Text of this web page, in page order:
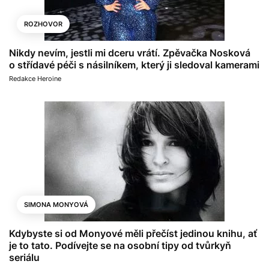
ROZHOVOR
Nikdy nevím, jestli mi dceru vrátí. Zpěvačka Nosková
o střídavé péči s násilníkem, který ji sledoval kamerami
Redakce Heroine
SIMONA MONYOVÁ
Kdybyste si od Monyové měli přečíst jedinou knihu, ať
je to tato. Podívejte se na osobní tipy od tvůrkyň
seriálu